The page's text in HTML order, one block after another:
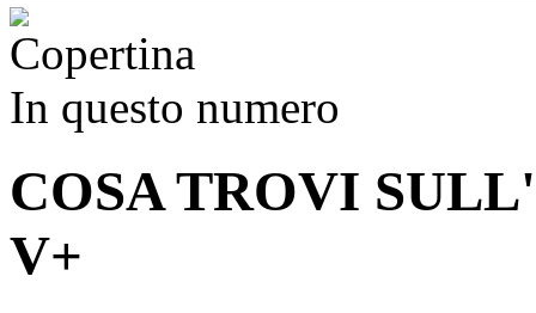
In questo numero
COSA TROVI
V+